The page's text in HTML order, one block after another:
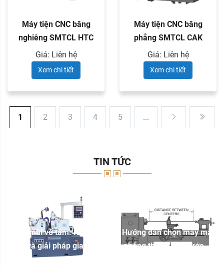
Máy tiện CNC băng
nghiêng SMTCL HTC
series
Giá: Liên hệ
Xem chi tiết
Máy tiện CNC băng
phẳng SMTCL CAK
series
Giá: Liên hệ
Xem chi tiết
1 2 3 4 5 ...
TIN TỨC
Máy mài vô tâm: Nguyên
lý và giải pháp gia ...
Hướng dẫn chọn máy mài
phẳng theo kích thước ...